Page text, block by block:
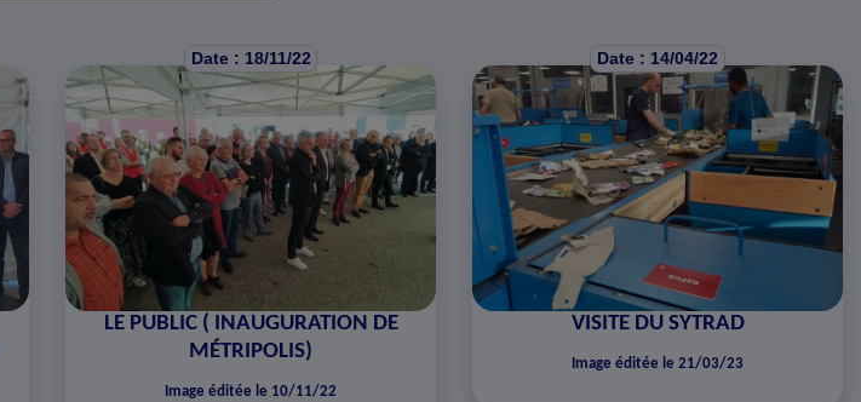
Date : 18/11/22
LE PUBLIC ( INAUGURATION DE
MÉTRIPOLIS)
Image éditée le 10/11/22
Date : 14/04/22
VISITE DU SYTRAD
Image éditée le 21/03/23